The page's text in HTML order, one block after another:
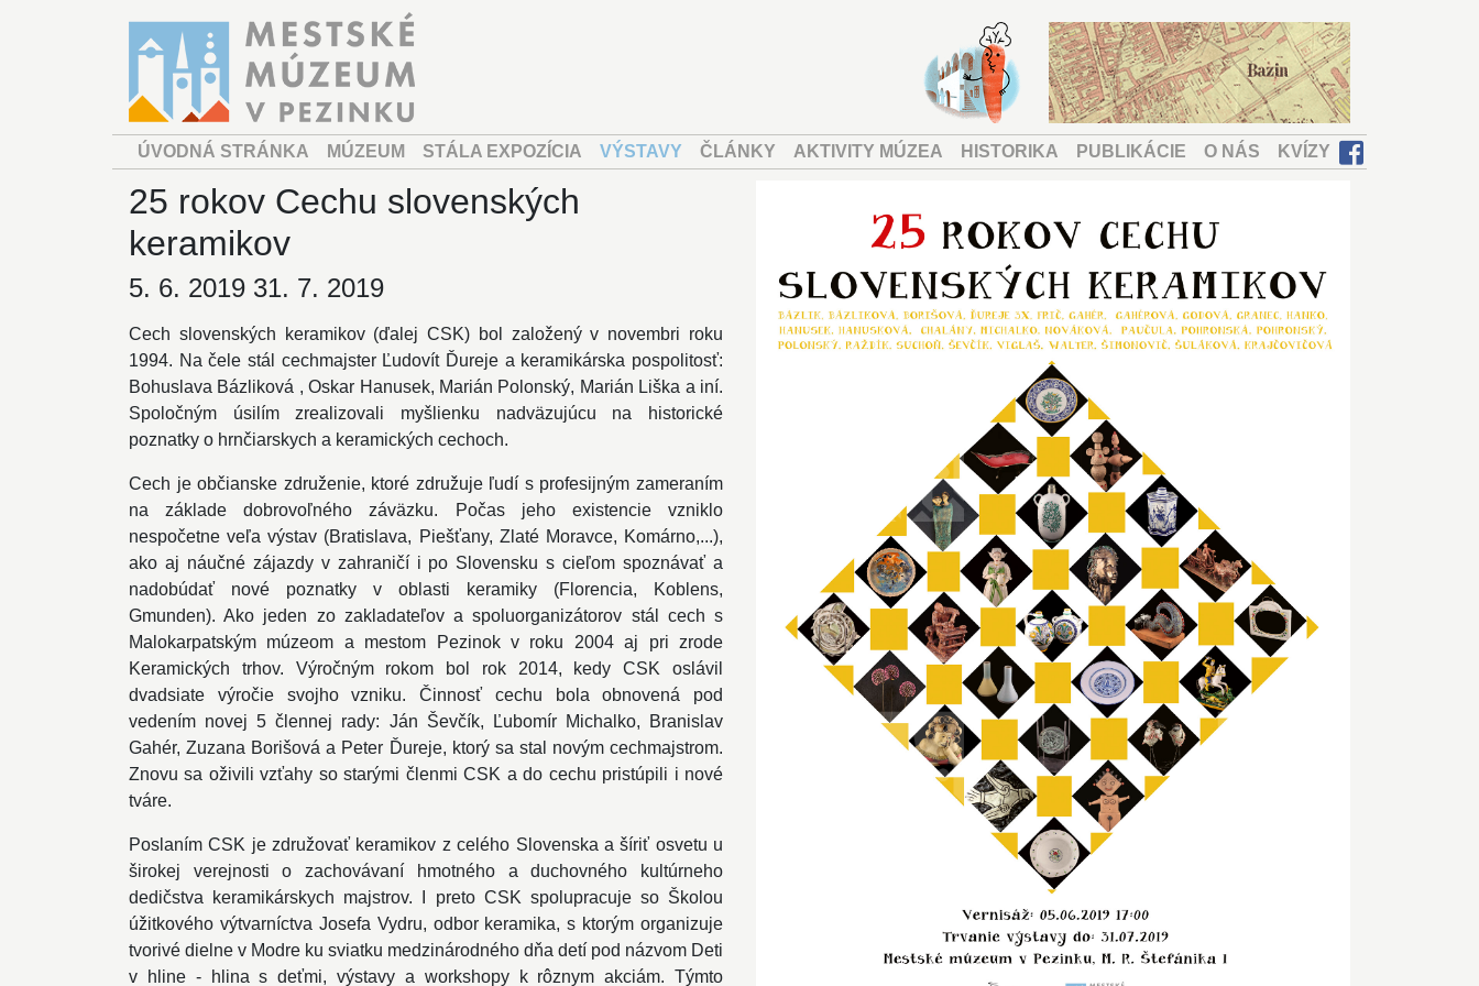
ÚVODNÁ STRÁNKA MÚZEUM STÁLA EXPOZÍCIA VÝSTAVY ČLÁNKY AKTIVITY MÚZEA HISTORIKA PUBLIKÁCIE O NÁS KVÍZY
25 rokov Cechu slovenských
keramikov
5. 6. 2019 31. 7. 2019
Cech slovenských keramikov (ďalej CSK) bol založený v novembri roku
1994. Na čele stál cechmajster Ľudovít Ďureje a keramikárska pospolitosť:
Bohuslava Bázliková , Oskar Hanusek, Marián Polonský, Marián Liška a iní.
Spoločným úsilím zrealizovali myšlienku nadväzujúcu na historické
poznatky o hrnčiarskych a keramických cechoch.
Cech je občianske združenie, ktoré združuje ľudí s profesijným zameraním
na základe dobrovoľného záväzku. Počas jeho existencie vzniklo
nespočetne veľa výstav (Bratislava, Piešťany, Zlaté Moravce, Komárno,...),
ako aj náučné zájazdy v zahraničí i po Slovensku s cieľom spoznávať a
nadobúdať nové poznatky v oblasti keramiky (Florencia, Koblens,
Gmunden). Ako jeden zo zakladateľov a spoluorganizátorov stál cech s
Malokarpatským múzeom a mestom Pezinok v roku 2004 aj pri zrode
Keramických trhov. Výročným rokom bol rok 2014, kedy CSK oslávil
dvadsiate výročie svojho vzniku. Činnosť cechu bola obnovená pod
vedením novej 5 člennej rady: Ján Ševčík, Ľubomír Michalko, Branislav
Gahér, Zuzana Borišová a Peter Ďureje, ktorý sa stal novým cechmajstrom.
Znovu sa oživili vzťahy so starými členmi CSK a do cechu pristúpili i nové
tváre.
Poslaním CSK je združovať keramikov z celého Slovenska a šíriť osvetu u
širokej verejnosti o zachovávaní hmotného a duchovného kultúrneho
dedičstva keramikárskych majstrov. I preto CSK spolupracuje so Školou
úžitkového výtvarníctva Josefa Vydru, odbor keramika, s ktorým organizuje
tvorivé dielne v Modre ku sviatku medzinárodného dňa detí pod názvom Deti
v hline - hlina s deťmi, výstavy a workshopy k rôznym akciám. Týmto